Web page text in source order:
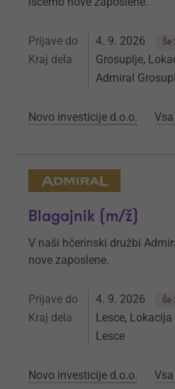
Prijave do 4. 9. 2026 Še
Kraj dela
Grosuplje,
Admiral
Novo investicije d.o.o.
Blagajnik (m/ž)
V naši hčerinski družbi
nove zaposlene.
Prijave do 4. 9. 2026 Še
Kraj dela
Lesce,
Lesce
Novo investicije d.o.o.